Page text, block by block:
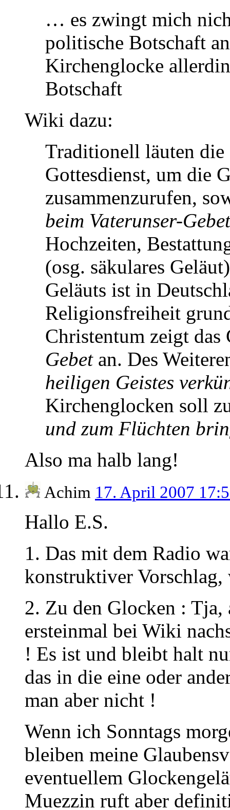
… es zwingt mich
politische Botschaft
Kirchenglocke
Botschaft
Wiki dazu:
Traditionell läuten
Gottesdienst, um die
zusammenzurufen,
beim Vaterunser-Gebet
Hochzeiten,
(osg. säkulares
Geläuts ist in
Religionsfreiheit
Christentum zeigt
Gebetan. Des
heiligen Geistes
Kirchenglocken soll
und zum Flüchten
Also ma halb lang!
Achim 17. April 2007
Hallo E.S.
1. Das mit dem Radio
konstruktiver
2. Zu den Glocken : Tja,
ersteinmal bei Wiki
! Es ist und bleibt halt
das in die eine oder
man aber nicht !
Wenn ich Sonntags
bleiben meine
eventuellem
Muezzin ruft aber